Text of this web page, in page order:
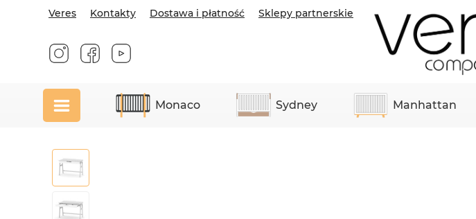
Veres Kontakty Dostawa i płatność Sklepy partnerskie
Monaco Sydney Manhattan